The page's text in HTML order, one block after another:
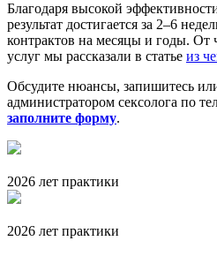
Благодаря высокой
результат достигается за 2–6
контрактов на месяцы и годы. От
услуг мы рассказали в статье из
Обсудите нюансы, запишитесь
администратором сексолога по
заполните форму.
2026 лет практики
2026 лет практики